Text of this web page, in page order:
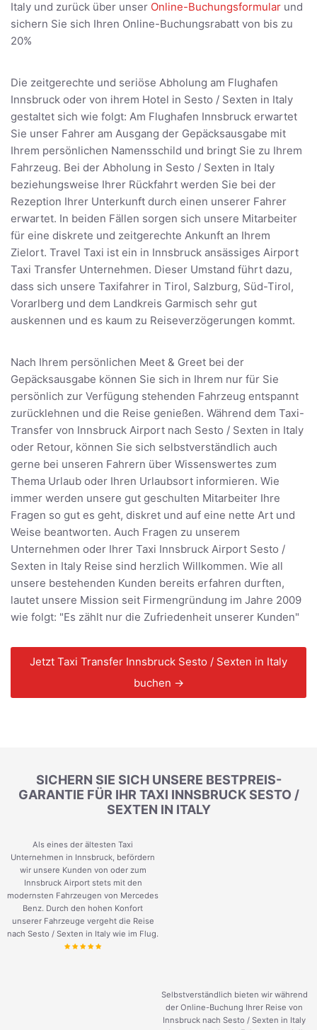
Italy und zurück über unser Online-Buchungsformular und
sichern Sie sich Ihren Online-Buchungsrabatt von bis zu
20%
Die zeitgerechte und seriöse Abholung am Flughafen
Innsbruck oder von ihrem Hotel in Sesto / Sexten in Italy
gestaltet sich wie folgt: Am Flughafen Innsbruck erwartet
Sie unser Fahrer am Ausgang der Gepäcksausgabe mit
Ihrem persönlichen Namensschild und bringt Sie zu Ihrem
Fahrzeug. Bei der Abholung in Sesto / Sexten in Italy
beziehungsweise Ihrer Rückfahrt werden Sie bei der
Rezeption Ihrer Unterkunft durch einen unserer Fahrer
erwartet. In beiden Fällen sorgen sich unsere Mitarbeiter
für eine diskrete und zeitgerechte Ankunft an Ihrem
Zielort. Travel Taxi ist ein in Innsbruck ansässiges Airport
Taxi Transfer Unternehmen. Dieser Umstand führt dazu,
dass sich unsere Taxifahrer in Tirol, Salzburg, Süd-Tirol,
Vorarlberg und dem Landkreis Garmisch sehr gut
auskennen und es kaum zu Reiseverzögerungen kommt.
Nach Ihrem persönlichen Meet & Greet bei der
Gepäcksausgabe können Sie sich in Ihrem nur für Sie
persönlich zur Verfügung stehenden Fahrzeug entspannt
zurücklehnen und die Reise genießen. Während dem Taxi-
Transfer von Innsbruck Airport nach Sesto / Sexten in Italy
oder Retour, können Sie sich selbstverständlich auch
gerne bei unseren Fahrern über Wissenswertes zum
Thema Urlaub oder Ihren Urlaubsort informieren. Wie
immer werden unsere gut geschulten Mitarbeiter Ihre
Fragen so gut es geht, diskret und auf eine nette Art und
Weise beantworten. Auch Fragen zu unserem
Unternehmen oder Ihrer Taxi Innsbruck Airport Sesto /
Sexten in Italy Reise sind herzlich Willkommen. Wie all
unsere bestehenden Kunden bereits erfahren durften,
lautet unsere Mission seit Firmengründung im Jahre 2009
wie folgt: "Es zählt nur die Zufriedenheit unserer Kunden"
Jetzt Taxi Transfer Innsbruck Sesto / Sexten in Italy
buchen →
SICHERN SIE SICH UNSERE BESTPREIS-
GARANTIE FÜR IHR TAXI INNSBRUCK SESTO /
SEXTEN IN ITALY
Als eines der ältesten Taxi
Unternehmen in Innsbruck, befördern
wir unsere Kunden von oder zum
Innsbruck Airport stets mit den
modernsten Fahrzeugen von Mercedes
Benz. Durch den hohen Konfort
unserer Fahrzeuge vergeht die Reise
nach Sesto / Sexten in Italy wie im Flug.
Selbstverständlich bieten wir während
der Online-Buchung Ihrer Reise von
Innsbruck nach Sesto / Sexten in Italy